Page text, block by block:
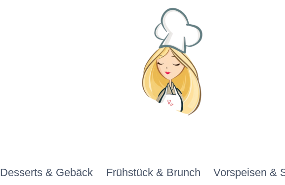
Desserts & Gebäck Frühstück & Brunch Vorspeisen &